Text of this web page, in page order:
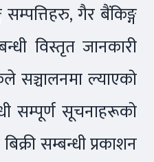
गैर बैंकिङ्ग
विस्तृत जानकारी
सञ्चालनमा ल्याएको
सम्पूर्ण सूचनाहरूको
सम्बन्धी प्रकाशन